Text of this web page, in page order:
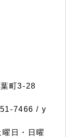
葉町3-28
7466 / y
日・日曜